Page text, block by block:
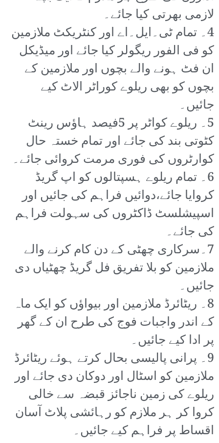
لازمی بھرتی کیا جائے۔
4۔ تمام ٹی۔ایل۔اے اور کنٹریکٹ ملازمین
کو فی الفور ریگولر کیا جائے اور میڈیکل
ان فٹ ہونے والے بچوں اور ملازمین کے
بچوں کو بھی ریلوے کوراٹر الاٹ کیے
جائیں۔
5۔ ریلوے کواٹر پر 5فیصد ہاؤس رینٹ
کٹوتی بند کی جائے اور تمام خستہ حال
کوارٹروں کی فوری مرمت کروائی جائے۔
6۔ تمام ریلوے ہسپتالوں کو اپ گریڈ
کروایا جائے،دوائیں فراہم کی جائیں اور
اسپیشلسٹ ڈاکٹروں کی سہولت فراہم
کی جائے۔
7۔سرکاری چھٹی کے دن کام کرنے والے
ملازمین کو بلا تفریق فل گریڈ چھٹیاں دی
جائیں۔
8۔ ریٹائرڈ ملازمین اور بیواؤں کو ایک ماہ
کے اندر واجبات فوج کی طرح ان کے گھر
پر ادا کیے جائیں۔
9۔ پرانی پالیسی بحال کرتے ہوئے ریٹائرڈ
ملازمین کو اسٹال اور دوکان دی جائے اور
ریلوے کی زمین ناجائز قبضہ سے خالی
کروا کر ہر ملازم کو رہائشی پلاٹ آسان
اقساط پر فراہم کیے جائیں۔